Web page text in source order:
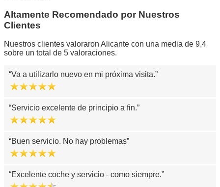
Altamente Recomendado por Nuestros
Clientes
Nuestros clientes valoraron Alicante con una media de 9,4
sobre un total de 5 valoraciones.
Va a utilizarlo nuevo en mi próxima visita.
Servicio excelente de principio a fin.
Buen servicio. No hay problemas
Excelente coche y servicio - como siempre.